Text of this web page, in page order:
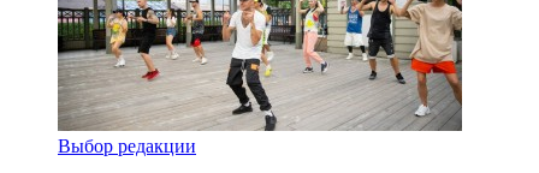
Выбор редакции